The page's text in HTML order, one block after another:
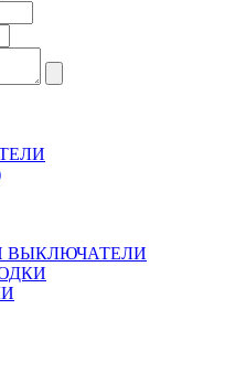
И ВЫКЛЮЧАТЕЛИ